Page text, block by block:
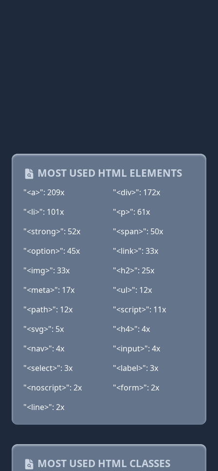
MOST USED HTML ELEMENTS
"<a>": 209x
"<div>": 172x
"<li>": 101x
"<p>": 61x
"<strong>": 52x
"<span>": 50x
"<option>": 45x
"<link>": 33x
"<img>": 33x
"<h2>": 25x
"<meta>": 17x
"<ul>": 12x
"<path>": 12x
"<script>": 11x
"<svg>": 5x
"<h4>": 4x
"<nav>": 4x
"<input>": 4x
"<select>": 3x
"<label>": 3x
"<noscript>": 2x
"<form>": 2x
"<line>": 2x
MOST USED HTML CLASSES